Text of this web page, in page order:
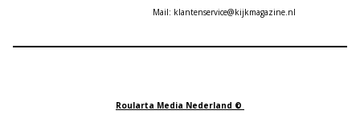
Mail: klantenservice@kijkmagazine.nl
Roularta Media Nederland ©